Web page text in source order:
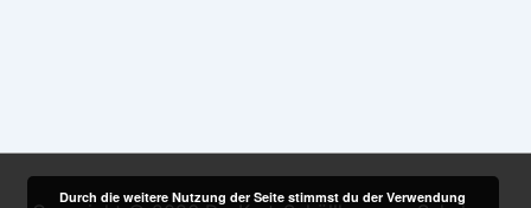
Durch die weitere Nutzung der Seite stimmst du der Verwendung